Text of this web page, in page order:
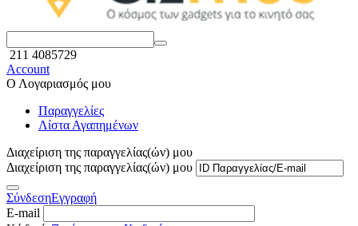
211 4085729
Account
Ο Λογαριασμός μου
Παραγγελίες
Λίστα Αγαπημένων
Διαχείριση της παραγγελίας(ών) μου
Διαχείριση της παραγγελίας(ών) μου
ΣύνδεσηΕγγραφή
E-mail